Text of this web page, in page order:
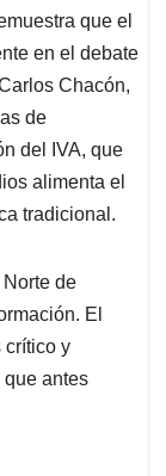
que el
en el debate
Chacón,
de
del IVA, que
alimenta el
tradicional.
de
El
crítico y
antes